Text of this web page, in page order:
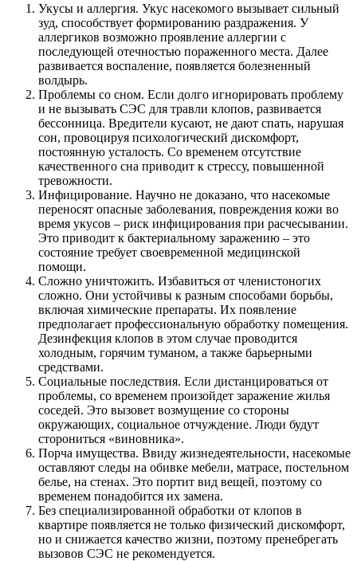
Укусы и аллергия. Укус насекомого вызывает сильный
зуд, способствует формированию раздражения. У
аллергиков возможно проявление аллергии с
последующей отечностью пораженного места. Далее
развивается воспаление, появляется болезненный
волдырь.
Проблемы со сном. Если долго игнорировать проблему
и не вызывать СЭС для травли клопов, развивается
бессонница. Вредители кусают, не дают спать, нарушая
сон, провоцируя психологический дискомфорт,
постоянную усталость. Со временем отсутствие
качественного сна приводит к стрессу, повышенной
тревожности.
Инфицирование. Научно не доказано, что насекомые
переносят опасные заболевания, повреждения кожи во
время укусов – риск инфицирования при расчесывании.
Это приводит к бактериальному заражению – это
состояние требует своевременной медицинской
помощи.
Сложно уничтожить. Избавиться от членистоногих
сложно. Они устойчивы к разным способами борьбы,
включая химические препараты. Их появление
предполагает профессиональную обработку помещения.
Дезинфекция клопов в этом случае проводится
холодным, горячим туманом, а также барьерными
средствами.
Социальные последствия. Если дистанцироваться от
проблемы, со временем произойдет заражение жилья
соседей. Это вызовет возмущение со стороны
окружающих, социальное отчуждение. Люди будут
сторониться «виновника».
Порча имущества. Ввиду жизнедеятельности, насекомые
оставляют следы на обивке мебели, матрасе, постельном
белье, на стенах. Это портит вид вещей, поэтому со
временем понадобится их замена.
Без специализированной обработки от клопов в
квартире появляется не только физический дискомфорт,
но и снижается качество жизни, поэтому пренебрегать
вызовов СЭС не рекомендуется.